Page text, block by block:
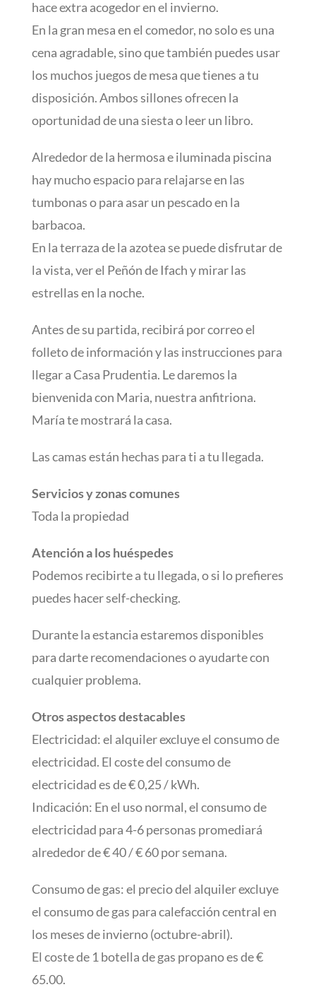
hace extra acogedor en el invierno.
En la gran mesa en el comedor, no solo es una
cena agradable, sino que también puedes usar
los muchos juegos de mesa que tienes a tu
disposición. Ambos sillones ofrecen la
oportunidad de una siesta o leer un libro.
Alrededor de la hermosa e iluminada piscina
hay mucho espacio para relajarse en las
tumbonas o para asar un pescado en la
barbacoa.
En la terraza de la azotea se puede disfrutar de
la vista, ver el Peñón de Ifach y mirar las
estrellas en la noche.
Antes de su partida, recibirá por correo el
folleto de información y las instrucciones para
llegar a Casa Prudentia. Le daremos la
bienvenida con Maria, nuestra anfitriona.
María te mostrará la casa.
Las camas están hechas para ti a tu llegada.
Servicios y zonas comunes
Toda la propiedad
Atención a los huéspedes
Podemos recibirte a tu llegada, o si lo prefieres
puedes hacer self-checking.
Durante la estancia estaremos disponibles
para darte recomendaciones o ayudarte con
cualquier problema.
Otros aspectos destacables
Electricidad: el alquiler excluye el consumo de
electricidad. El coste del consumo de
electricidad es de € 0,25 / kWh.
Indicación: En el uso normal, el consumo de
electricidad para 4-6 personas promediará
alrededor de € 40 / € 60 por semana.
Consumo de gas: el precio del alquiler excluye
el consumo de gas para calefacción central en
los meses de invierno (octubre-abril).
El coste de 1 botella de gas propano es de €
65.00.